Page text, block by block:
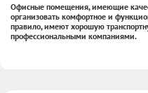
Офисные помещения, имеющие
организовать комфортное и
правило, имеют хорошую
профессиональными компаниями.